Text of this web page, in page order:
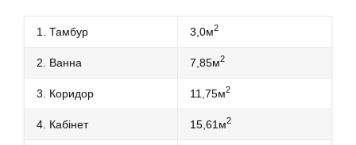
1. Тамбур 3,0м2
2. Ванна 7,85м2
3. Коридор 11,75м2
4. Кабінет 15,61м2